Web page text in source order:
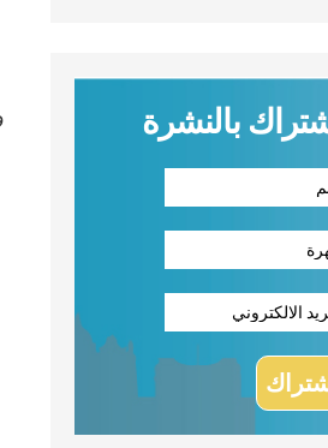
بالنشرة